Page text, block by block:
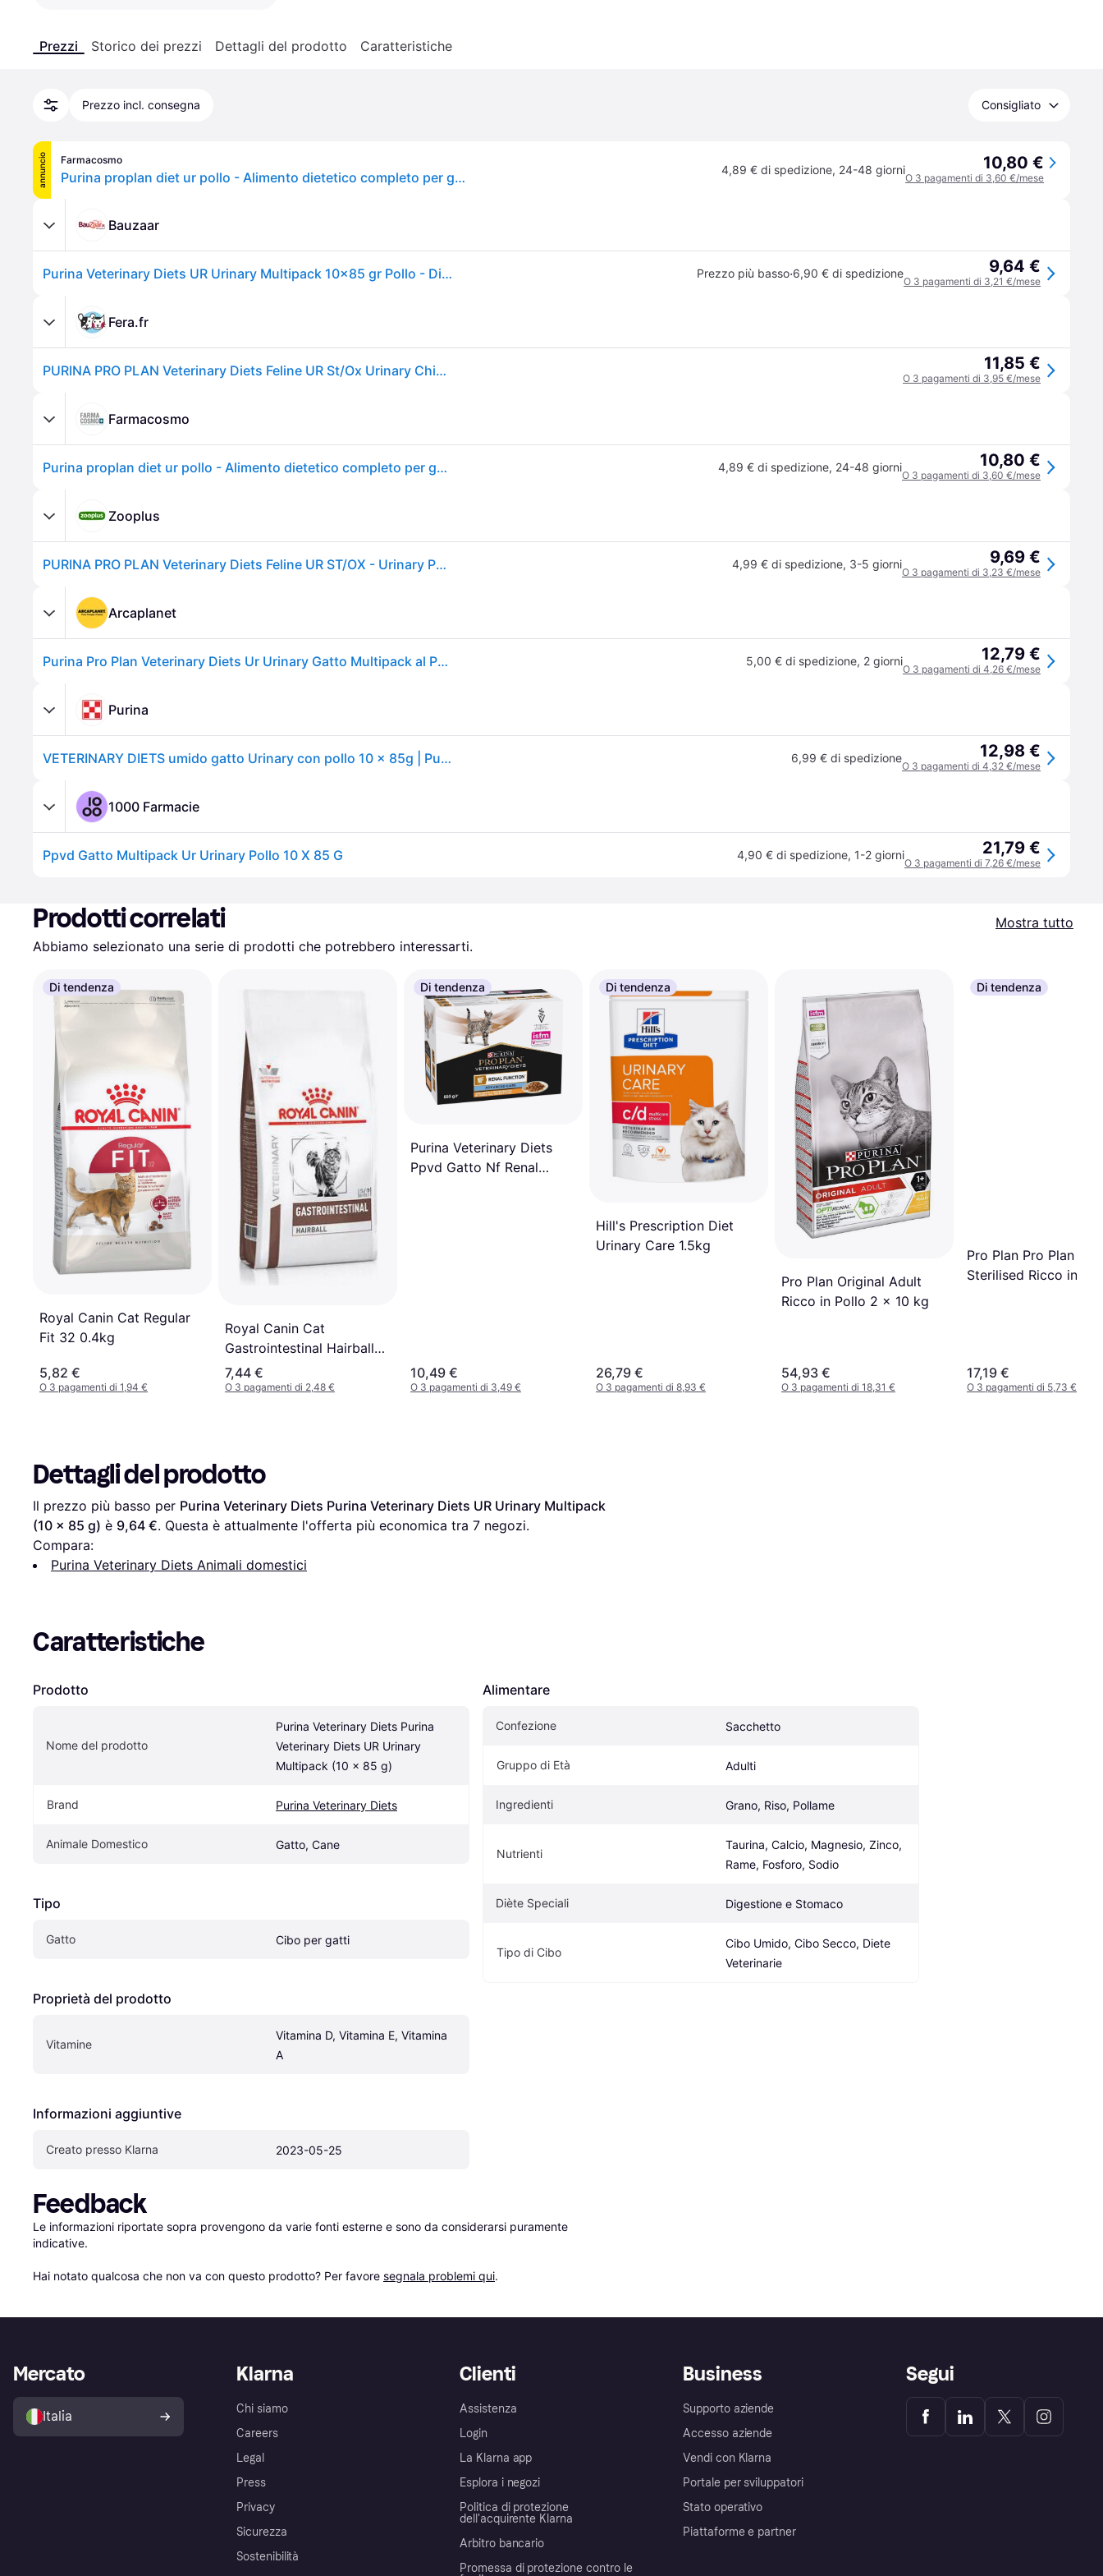
Prezzi Storico dei prezzi Dettagli del prodotto Caratteristiche
Prezzo incl. consegna Consigliato
annuncio Farmacosmo
Purina proplan diet ur pollo - Alimento dietetico completo per gatti adulti con calcoli di struvite 850 gr 4,89 € di spedizione, 24-48 giorni 10,80 €
O 3 pagamenti di 3,60 €/mese
Bauzaar
Purina Veterinary Diets UR Urinary Multipack 10x85 gr Pollo - Dieta veterinaria per gatti - 1° ORDINE? scegli tra BZR5 - BZR20 + 200 pt fedeltà Prezzo più basso·6,90 € di spedizione 9,64 €
O 3 pagamenti di 3,21 €/mese
Fera.fr
PURINA PRO PLAN Veterinary Diets Feline UR St/Ox Urinary Chicken 10x85 g 11,85 €
O 3 pagamenti di 3,95 €/mese
Farmacosmo
Purina proplan diet ur pollo - Alimento dietetico completo per gatti adulti con calcoli di struvite 850 gr 4,89 € di spedizione, 24-48 giorni 10,80 €
O 3 pagamenti di 3,60 €/mese
Zooplus
PURINA PRO PLAN Veterinary Diets Feline UR ST/OX - Urinary Pollo - 10 x 85 g 4,99 € di spedizione, 3-5 giorni 9,69 €
O 3 pagamenti di 3,23 €/mese
Arcaplanet
Purina Pro Plan Veterinary Diets Ur Urinary Gatto Multipack al Pollo 10X85G 5,00 € di spedizione, 2 giorni 12,79 €
O 3 pagamenti di 4,26 €/mese
Purina
VETERINARY DIETS umido gatto Urinary con pollo 10 x 85g | Purinashop 10x85 g 6,99 € di spedizione 12,98 €
O 3 pagamenti di 4,32 €/mese
1000 Farmacie
Ppvd Gatto Multipack Ur Urinary Pollo 10 X 85 G 4,90 € di spedizione, 1-2 giorni 21,79 €
O 3 pagamenti di 7,26 €/mese
Prodotti correlati
Mostra tutto
Abbiamo selezionato una serie di prodotti che potrebbero interessarti.
Di tendenza
Royal Canin Cat Regular
Fit 32 0.4kg
5,82 €
O 3 pagamenti di 1,94 €
Royal Canin Cat
Gastrointestinal Hairball
400 g
7,44 €
O 3 pagamenti di 2,48 €
Di tendenza
Purina Veterinary Diets
Ppvd Gatto Nf Renal
10,49 €
O 3 pagamenti di 3,49 €
Di tendenza
Hill's Prescription Diet
Urinary Care 1.5kg
26,79 €
O 3 pagamenti di 8,93 €
Pro Plan Original Adult
Ricco in Pollo 2 x 10 kg
54,93 €
O 3 pagamenti di 18,31 €
Di tendenza
Pro Plan Pro Plan
Sterilised Ricco in
17,19 €
O 3 pagamenti di 5,73 €
Dettagli del prodotto
Il prezzo più basso per Purina Veterinary Diets Purina Veterinary Diets UR Urinary Multipack
(10 x 85 g) è 9,64 €. Questa è attualmente l'offerta più economica tra 7 negozi.
Compara:
Purina Veterinary Diets Animali domestici
Caratteristiche
Prodotto
Nome del prodotto
Purina Veterinary Diets Purina
Veterinary Diets UR Urinary
Multipack (10 x 85 g)
Brand Purina Veterinary Diets
Animale Domestico Gatto, Cane
Tipo
Gatto Cibo per gatti
Proprietà del prodotto
Vitamine
Vitamina D, Vitamina E, Vitamina
A
Informazioni aggiuntive
Creato presso Klarna 2023-05-25
Alimentare
Confezione Sacchetto
Gruppo di Età Adulti
Ingredienti Grano, Riso, Pollame
Nutrienti
Taurina, Calcio, Magnesio, Zinco,
Rame, Fosforo, Sodio
Diète Speciali Digestione e Stomaco
Tipo di Cibo
Cibo Umido, Cibo Secco, Diete
Veterinarie
Feedback
Le informazioni riportate sopra provengono da varie fonti esterne e sono da considerarsi puramente
indicative.
Hai notato qualcosa che non va con questo prodotto? Per favore segnala problemi qui.
Klarna
Chi siamo
Careers
Legal
Press
Privacy
Sicurezza
Sostenibilità
Clienti
Assistenza
Login
La Klarna app
Esplora i negozi
Politica di protezione
dell'acquirente Klarna
Arbitro bancario
Promessa di protezione contro le
Business
Supporto aziende
Accesso aziende
Vendi con Klarna
Portale per sviluppatori
Stato operativo
Piattaforme e partner
Mercato
Italia
Segui